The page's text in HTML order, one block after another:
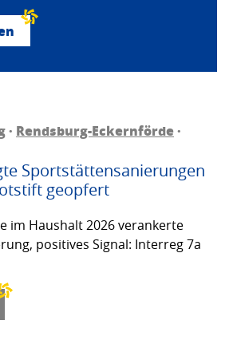
· Rendsburg-Eckernförde·
Sportstättensanierungen
geopfert
im Haushalt 2026 verankerte
positives Signal: Interreg 7a